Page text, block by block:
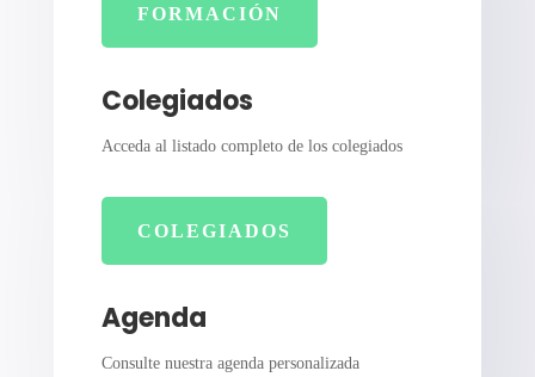
FORMACIÓN
Colegiados
Acceda al listado completo de los colegiados
COLEGIADOS
Agenda
Consulte nuestra agenda personalizada